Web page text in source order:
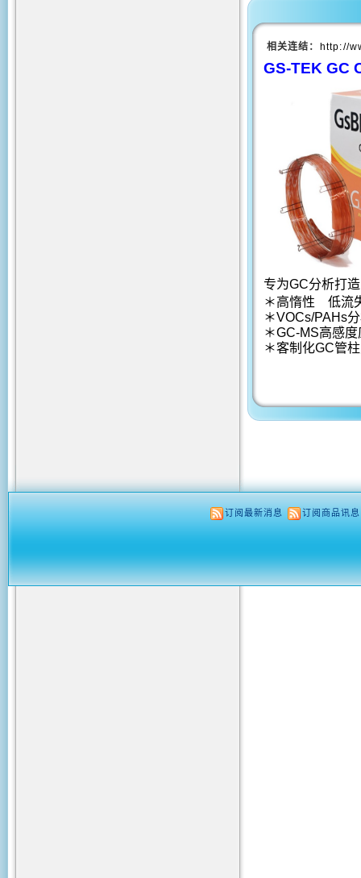
相关连结： http://
GS-TEK GC
专为GC分析打造
＊高惰性 低流
＊VOCs/PAHs
＊GC-MS高感度
＊客制化GC管
订阅最新消息 订阅商品讯息